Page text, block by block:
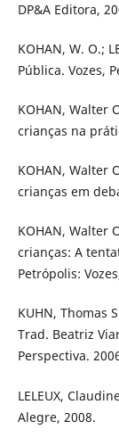
DP&A Editora,
KOHAN, W. O.;
Pública. Vozes,
KOHAN, Walter
crianças na
KOHAN, Walter
crianças em
KOHAN, Walter
crianças: A
Petrópolis:
KUHN, Thomas
Trad. Beatriz
Perspectiva.
LELEUX,
Alegre, 2008.